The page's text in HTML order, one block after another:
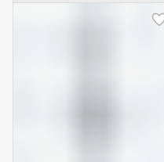
тональный крем 30 SPF